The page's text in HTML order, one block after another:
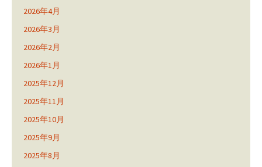
2026年4月
2026年3月
2026年2月
2026年1月
2025年12月
2025年11月
2025年10月
2025年9月
2025年8月